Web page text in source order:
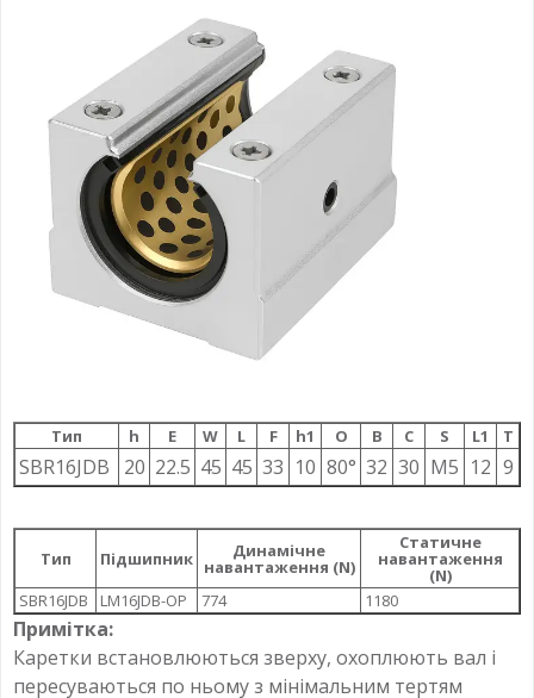
Тип h E W L F h1 О B C S L1 T
SBR16JDB 20 22.5 45 45 33 10 80° 32 30 M5 12 9
Тип Підшипник Динамічне
навантаження (N)
Статичне
навантаження
(N)
SBR16JDB
LM16JDB-OP 774 1180
Примітка:
Каретки встановлюються зверху, охоплюють вал і
пересуваються по ньому з мінімальним тертям